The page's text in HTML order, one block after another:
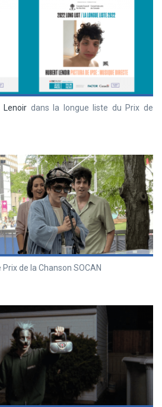
Lenoir dans la longue liste du Prix de
de la Chanson SOCAN